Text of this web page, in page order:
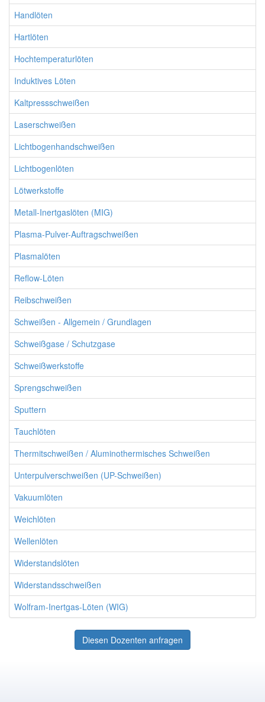
Handlöten
Hartlöten
Hochtemperaturlöten
Induktives Löten
Kaltpressschweißen
Laserschweißen
Lichtbogenhandschweißen
Lichtbogenlöten
Lötwerkstoffe
Metall-Inertgaslöten (MIG)
Plasma-Pulver-Auftragschweißen
Plasmalöten
Reflow-Löten
Reibschweißen
Schweißen - Allgemein / Grundlagen
Schweißgase / Schutzgase
Schweißwerkstoffe
Sprengschweißen
Sputtern
Tauchlöten
Thermitschweißen / Aluminothermisches Schweißen
Unterpulverschweißen (UP-Schweißen)
Vakuumlöten
Weichlöten
Wellenlöten
Widerstandslöten
Widerstandsschweißen
Wolfram-Inertgas-Löten (WIG)
Diesen Dozenten anfragen